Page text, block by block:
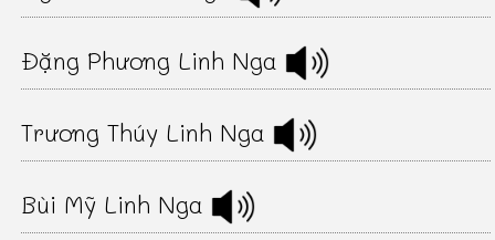
Đặng Phương Linh Nga
Trương Thúy Linh Nga
Bùi Mỹ Linh Nga